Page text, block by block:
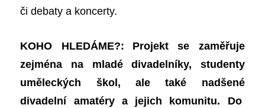
či debaty a koncerty.
KOHO HLEDÁME?:
Projekt se zaměřuje
zejména na mladé divadelníky, studenty
uměleckých škol, ale také nadšené
divadelní amatéry a jejich komunitu. Do